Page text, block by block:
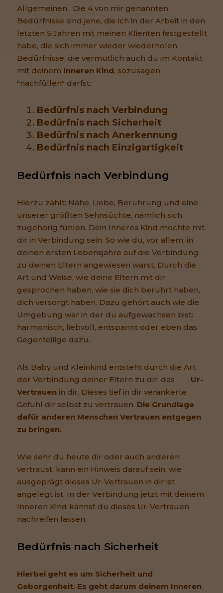
Allgemeinen. Die 4 von mir genannten
Bedürfnisse sind jene, die ich in der Arbeit in den
letzten 5 Jahren mit meinen Klienten festgestellt
habe, die sich immer wieder wiederholen.
Bedürfnisse, die vermutlich auch du im Kontakt
mit deinem Inneren Kind, sozusagen
"nachfüllen" darfst:
Bedürfnis nach Verbindung
Bedürfnis nach Sicherheit
Bedürfnis nach Anerkennung
Bedürfnis nach Einzigartigkeit
Bedürfnis nach Verbindung
Hierzu zählt: Nähe, Liebe, Berührung und eine
unserer größten Sehnsüchte, nämlich sich
zugehörig fühlen. Dein Inneres Kind möchte mit
dir in Verbindung sein. So wie du, vor allem, in
deinen ersten Lebensjahre auf die Verbindung
zu deinen Eltern angewiesen warst. Durch die
Art und Weise, wie deine Eltern mit dir
gesprochen haben, wie sie dich berührt haben,
dich versorgt haben. Dazu gehört auch wie die
Umgebung war in der du aufgewachsen bist:
harmonisch, liebvoll, entspannt oder eben das
Gegenteilige dazu.
Als Baby und Kleinkind entsteht durch die Art
der Verbindung deiner Eltern zu dir, das Ur-
Vertrauen in dir. Dieses tief in dir verankerte
Gefühl dir selbst zu vertrauen. Die Grundlage
dafür anderen Menschen Vertrauen entgegen
zu bringen.
Wie sehr du heute dir oder auch anderen
vertraust, kann ein Hinweis darauf sein, wie
ausgeprägt dieses Ur-Vertrauen in dir ist
angelegt ist. In der Verbindung jetzt mit deinem
Inneren Kind kannst du dieses Ur-Vertrauen
nachreifen lassen.
Bedürfnis nach Sicherheit
Hierbei geht es um Sicherheit und
Geborgenheit. Es geht darum deinem Inneren